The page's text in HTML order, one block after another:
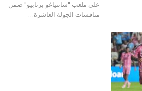
على ملعب "سانتياغو برنابيو" ضمن
منافسات الجولة العاشرة…